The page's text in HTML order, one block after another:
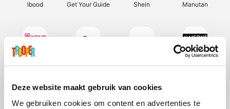
Deze website maakt gebruik van cookies
We gebruiken cookies om content en advertenties te
Ibood Get Your Guide Shein Manutan